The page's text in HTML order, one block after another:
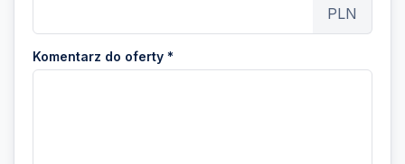
PLN
Komentarz do oferty *